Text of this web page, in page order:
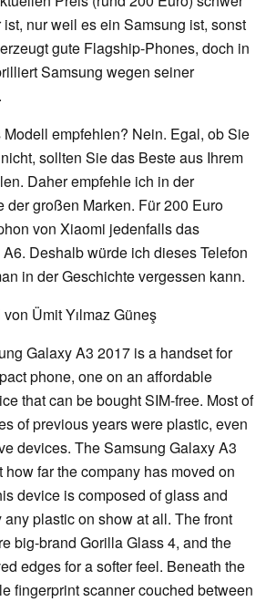
nur weil es ein Samsung ist, sonst
gute Flagship-Phones, doch in
Samsung wegen seiner
empfehlen? Nein. Egal, ob Sie
sollten Sie das Beste aus Ihrem
Daher empfehle ich in der
der großen Marken. Für 200 Euro
von Xiaomi jedenfalls das
Deshalb würde ich dieses Telefon
in der Geschichte vergessen kann.
Ümit Yılmaz Güneş
Galaxy A3 2017 is a handset for
phone, one on an affordable
that can be bought SIM-free. Most of
of previous years were plastic, even
devices. The Samsung Galaxy A3
how far the company has moved on
device is composed of glass and
plastic on show at all. The front
big-brand Gorilla Glass 4, and the
edges for a softer feel. Beneath the
fingerprint scanner couched between